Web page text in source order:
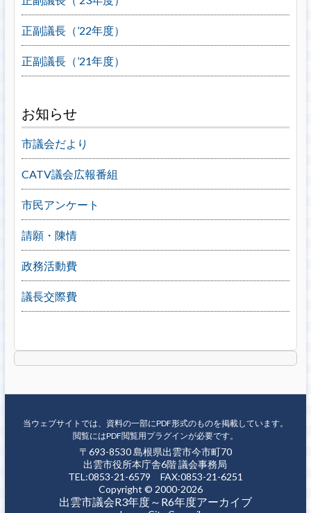
正副議長（’22年度）
正副議長（’21年度）
お知らせ
市議会だより
CATV議会広報番組
市民アンケート
請願・陳情
政務活動費
議長交際費
当ウェブサイトでは、資料の一部にPDF形式のものを掲載しています。
閲覧にはPDF閲覧用プラグインが必要です。
〒693-8530 島根県出雲市今市町70
出雲市役所本庁舎6階 議会事務局
TEL:0853-21-6579 FAX:0853-21-6251
Copyright © 2000-2026
出雲市議会R3年度～R6年度アーカイブ